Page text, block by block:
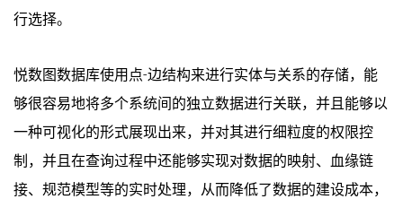
行选择。
悦数图数据库使用点-边结构来进行实体与关系的存储，能
够很容易地将多个系统间的独立数据进行关联，并且能够以
一种可视化的形式展现出来，并对其进行细粒度的权限控
制，并且在查询过程中还能够实现对数据的映射、血缘链
接、规范模型等的实时处理，从而降低了数据的建设成本，